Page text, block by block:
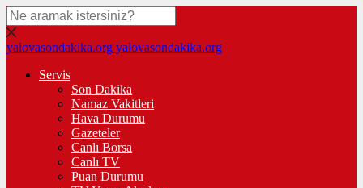
yalovasondakika.org yalovasondakika.org
Servis
Son Dakika
Namaz Vakitleri
Hava Durumu
Gazeteler
Canlı Borsa
Canlı TV
Puan Durumu